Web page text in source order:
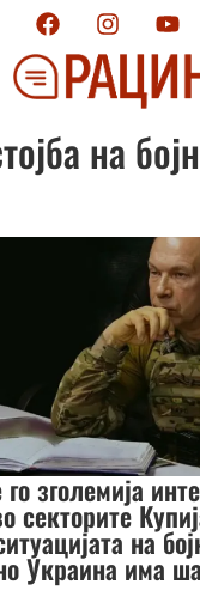
на
зголемија
секторите
на
Украина има